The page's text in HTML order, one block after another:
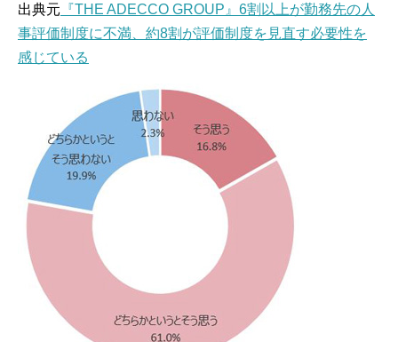
出典元 『THE ADECCO GROUP』6割以上が勤務先の人
事評価制度に不満、約8割が評価制度を見直す必要性を
感じている